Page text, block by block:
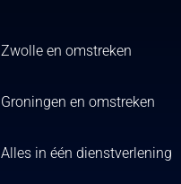
Zwolle en omstreken
Groningen en omstreken
Alles in één dienstverlening